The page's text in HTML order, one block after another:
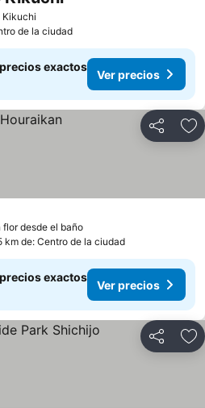
Kikuchi
de la ciudad
exactos
Ver precios
Compartir
desde el baño
km de: Centro de la ciudad
exactos
Ver precios
Compartir